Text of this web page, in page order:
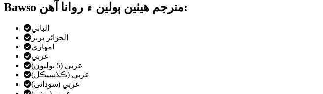
Bawso مترجم هيٺين ٻولين ۾ روانا آهن:
الباني
الجزائر بربر
امهاري
عربي
عربي (5 ٻوليون)
عربي (ڪلاسيڪل)
عربي (سوڊاني)